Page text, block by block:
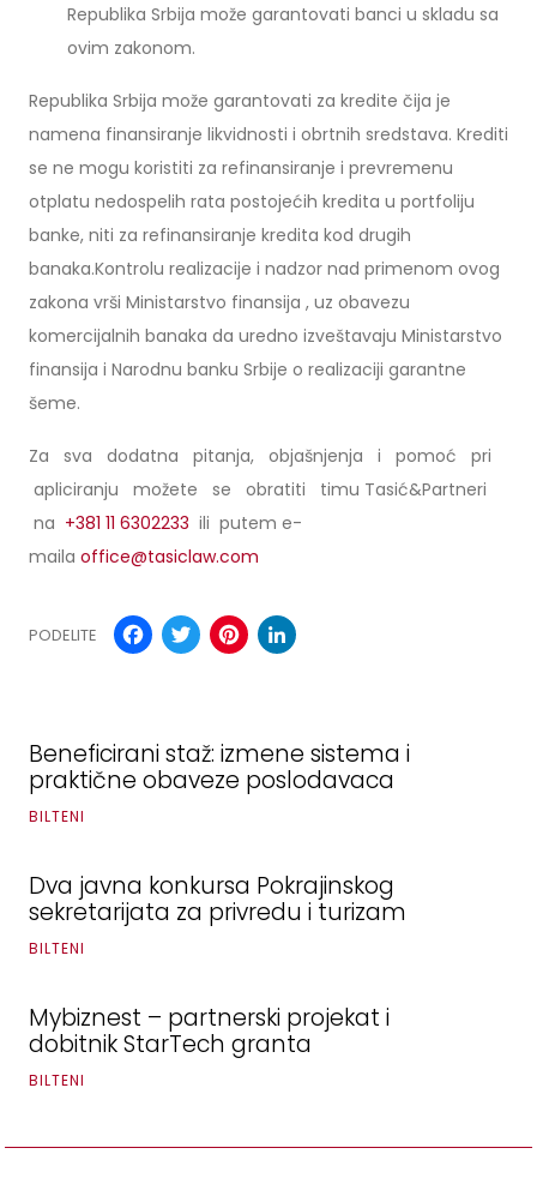
Republika Srbija može garantovati banci u skladu sa
ovim zakonom.
Republika Srbija može garantovati za kredite čija je
namena finansiranje likvidnosti i obrtnih sredstava. Krediti
se ne mogu koristiti za refinansiranje i prevremenu
otplatu nedospelih rata postojećih kredita u portfoliju
banke, niti za refinansiranje kredita kod drugih
banaka.Kontrolu realizacije i nadzor nad primenom ovog
zakona vrši Ministarstvo finansija , uz obavezu
komercijalnih banaka da uredno izveštavaju Ministarstvo
finansija i Narodnu banku Srbije o realizaciji garantne
šeme.
Za sva dodatna pitanja, objašnjenja i pomoć pri
apliciranju možete se obratiti timu Tasić&Partneri
na +381 11 6302233 ili putem e-
maila office@tasiclaw.com
PODELITE Facebook
TwitterPinterest
Beneficirani staž: izmene sistema i
praktične obaveze poslodavaca
BILTENI
Dva javna konkursa Pokrajinskog
sekretarijata za privredu i turizam
BILTENI
Mybiznest – partnerski projekat i
dobitnik StarTech granta
BILTENI